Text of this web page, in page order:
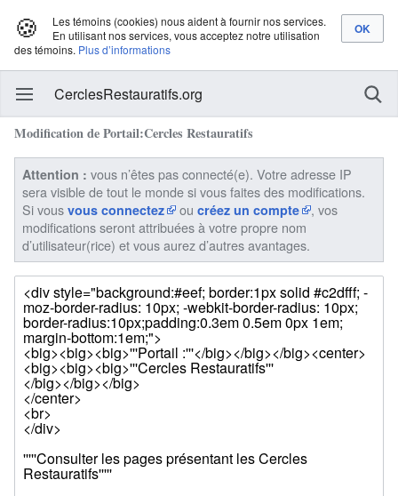
🍪
Les témoins (cookies) nous aident à fournir nos services.
En utilisant nos services, vous acceptez notre utilisation
des témoins. Plus d’informations
CerclesRestauratifs.org
Modification de Portail:Cercles Restauratifs
Attention : vous n’êtes pas connecté(e). Votre adresse IP
sera visible de tout le monde si vous faites des modifications.
Si vous vous connectez ou créez un compte
, vos
modifications seront attribuées à votre propre nom
d’utilisateur(rice) et vous aurez d’autres avantages.